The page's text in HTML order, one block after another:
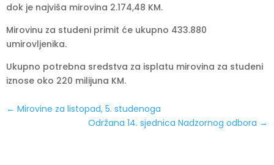
dok je najviša mirovina 2.174,48 KM.
Mirovinu za studeni primit će ukupno 433.880
umirovljenika.
Ukupno potrebna sredstva za isplatu mirovina za studeni
iznose oko 220 milijuna KM.
← Mirovine za listopad, 5. studenoga
Održana 14. sjednica Nadzornog odbora →